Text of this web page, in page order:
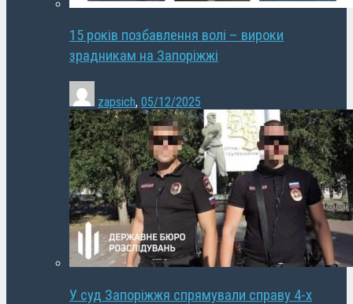
15 років позбавлення волі – вироки
зрадникам на Запоріжжі
zapsich, 05/12/2025
У суд Запоріжжя спрямували справу 4-х